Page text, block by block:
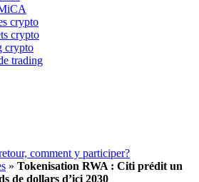
crypto
crypto
crypto
trading
» Tokenisation RWA : Citi prédit un
de dollars d’ici 2030